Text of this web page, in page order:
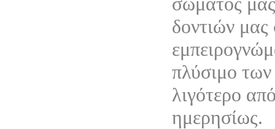
δοντιών
πλύσιμο των
λιγότερο
ημερησίως.